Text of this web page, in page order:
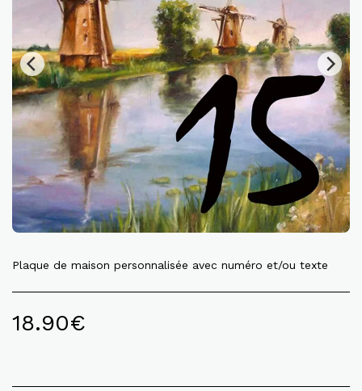
Plaque de maison personnalisée avec numéro et/ou texte
18.90€